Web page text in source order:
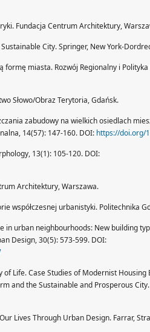
Fundacja Centrum Architektury,
City. Springer, New York-
formę miasta. Rozwój Regionalny i
Słowo/Obraz Terytoria, Gdańsk.
zabudowy na wielkich osiedlach
14(57): 147-160. DOI: https://doi.org/
13(1): 105-120. DOI:
Architektury, Warszawa.
współczesnej urbanistyki. Politechnika
in urban neighbourhoods: New building
Design, 30(5): 573-599. DOI:
Life. Case Studies of Modernist Housing
and the Sustainable and Prosperous
Lives Through Urban Design. Farrar,